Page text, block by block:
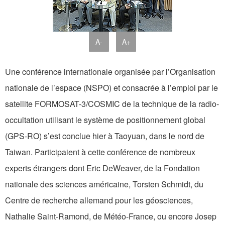
A- A+
Une conférence internationale organisée par l’Organisation
nationale de l’espace (NSPO) et consacrée à l’emploi par le
satellite FORMOSAT-3/COSMIC de la technique de la radio-
occultation utilisant le système de positionnement global
(GPS-RO) s’est conclue hier à Taoyuan, dans le nord de
Taiwan. Participaient à cette conférence de nombreux
experts étrangers dont Eric DeWeaver, de la Fondation
nationale des sciences américaine, Torsten Schmidt, du
Centre de recherche allemand pour les géosciences,
Nathalie Saint-Ramond, de Météo-France, ou encore Josep